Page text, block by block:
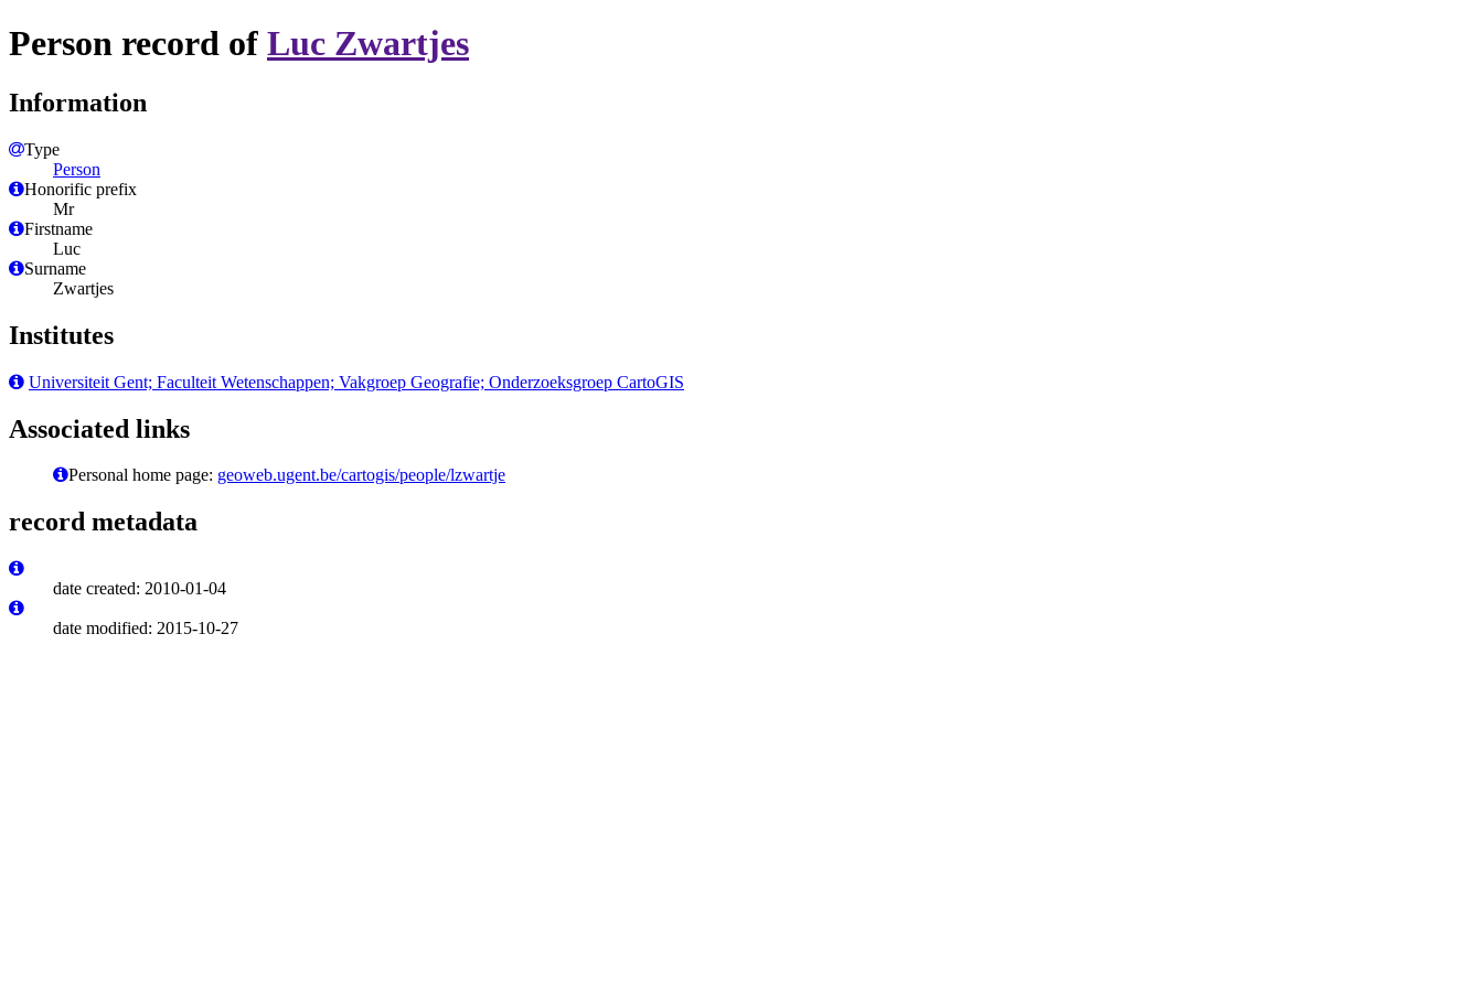
Person record of Luc Zwartjes
Information
Type
Person
Honorific prefix
Mr
Firstname
Luc
Surname
Zwartjes
Institutes
Universiteit Gent; Faculteit Wetenschappen; Vakgroep Geografie; Onderzoeksgroep CartoGIS
Associated links
Personal home page: geoweb.ugent.be/cartogis/people/lzwartje
record metadata
date created: 2010-01-04
date modified: 2015-10-27